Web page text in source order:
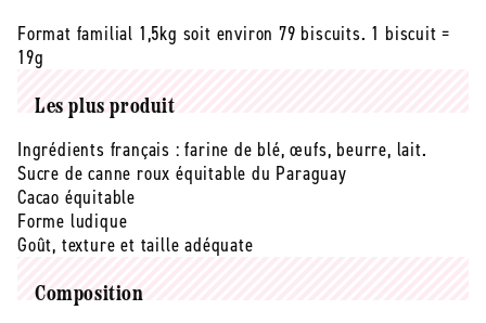
Vrac
-
1,5
kg
Vrac
kg
Format familial 1,5kg soit environ 79 biscuits. 1 biscuit =
19g
Les plus produit
Ingrédients français : farine de blé, œufs, beurre, lait.
Sucre de canne roux équitable du Paraguay
Cacao équitable
Forme ludique
Goût, texture et taille adéquate
Composition